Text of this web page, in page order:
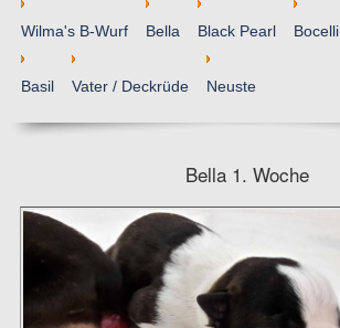
Wilma's B-Wurf Bella Black Pearl Bocelli
Basil Vater / Deckrüde Neuste
Bella 1. Woche